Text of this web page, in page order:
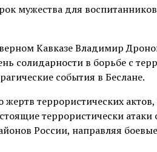
мужества для
Кавказе Владимир
солидарности в борьбе с
события в Беслане.
террористических
террористически
России, направляя